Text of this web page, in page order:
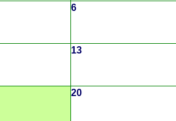
6
13
20